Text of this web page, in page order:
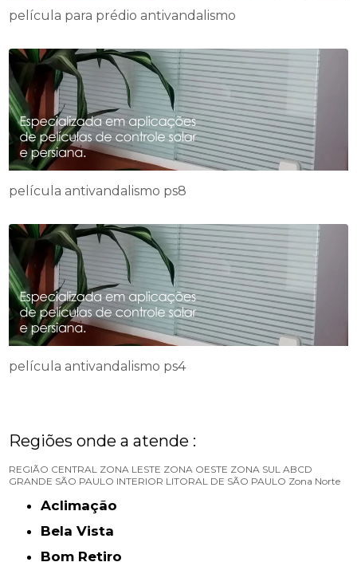
película para prédio antivandalismo
película antivandalismo ps8
película antivandalismo ps4
Regiões onde a atende :
REGIÃO CENTRAL ZONA LESTE ZONA OESTE ZONA SUL ABCD
GRANDE SÃO PAULO INTERIOR LITORAL DE SÃO PAULO Zona Norte
Aclimação
Bela Vista
Bom Retiro